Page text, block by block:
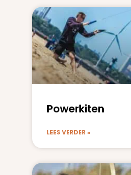
Powerkiten
LEES VERDER »